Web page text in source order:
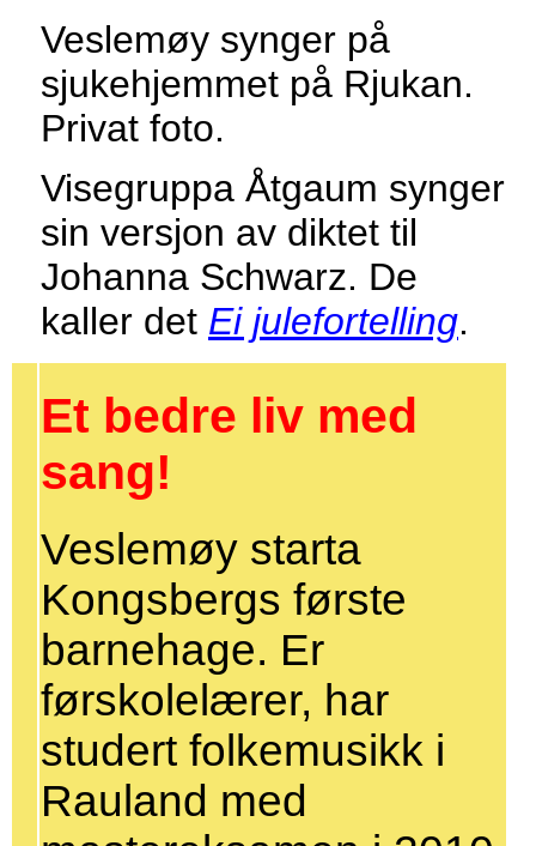
Veslemøy synger på
sjukehjemmet på Rjukan.
Privat foto.
Visegruppa Åtgaum synger
sin versjon av diktet til
Johanna Schwarz. De
kaller det Ei julefortelling.
Et bedre liv med
sang!
Veslemøy starta
Kongsbergs første
barnehage. Er
førskolelærer, har
studert folkemusikk i
Rauland med